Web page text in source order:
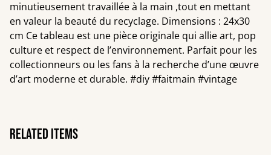
minutieusement travaillée à la main ,tout en mettant
en valeur la beauté du recyclage. Dimensions : 24x30
cm Ce tableau est une pièce originale qui allie art, pop
culture et respect de l’environnement. Parfait pour les
collectionneurs ou les fans à la recherche d’une œuvre
d’art moderne et durable. #diy #faitmain #vintage
Related items